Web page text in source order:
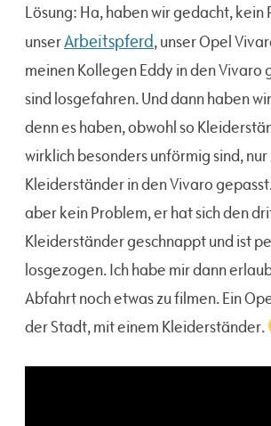
Lösung: Ha, haben wir gedacht, kein
unserArbeitspferd, unser Opel
meinen Kollegen Eddy in den Vivaro
sind losgefahren. Und dann haben
denn es haben, obwohl so
wirklich besonders unförmig sind, nur
Kleiderständer in den Vivaro
aber kein Problem, er hat sich den
Kleiderständer geschnappt und ist
losgezogen. Ich habe mir dann
Abfahrt noch etwas zu filmen. Ein
der Stadt, mit einem Kleiderständer.